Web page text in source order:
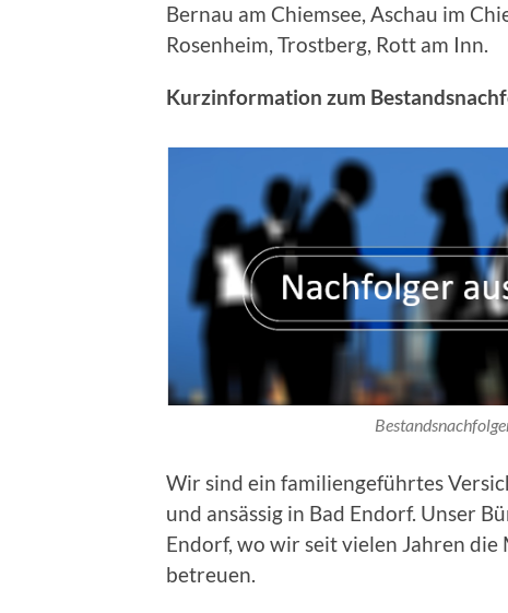
Bernau am Chiemsee, Aschau im
Rosenheim, Trostberg, Rott am Inn.
Kurzinformation zum
Wir sind ein familiengeführtes
und ansässig in Bad Endorf. Unser
Endorf, wo wir seit vielen Jahren
betreuen.